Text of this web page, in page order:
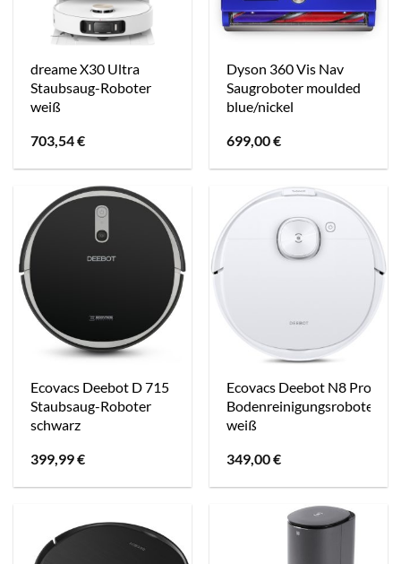
dreame X30 Ultra
Staubsaug-Roboter
weiß
703,54€
Dyson 360 Vis Nav
Saugroboter moulded
blue/nickel
699,00€
Ecovacs Deebot D 715
Staubsaug-Roboter
schwarz
399,99€
Ecovacs Deebot N8 Pro
Bodenreinigungsroboter
weiß
349,00€